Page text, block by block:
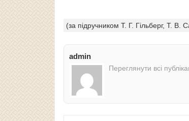
(за підручником Т. Г. Гільберг, Т. В.
admin
Переглянути всі